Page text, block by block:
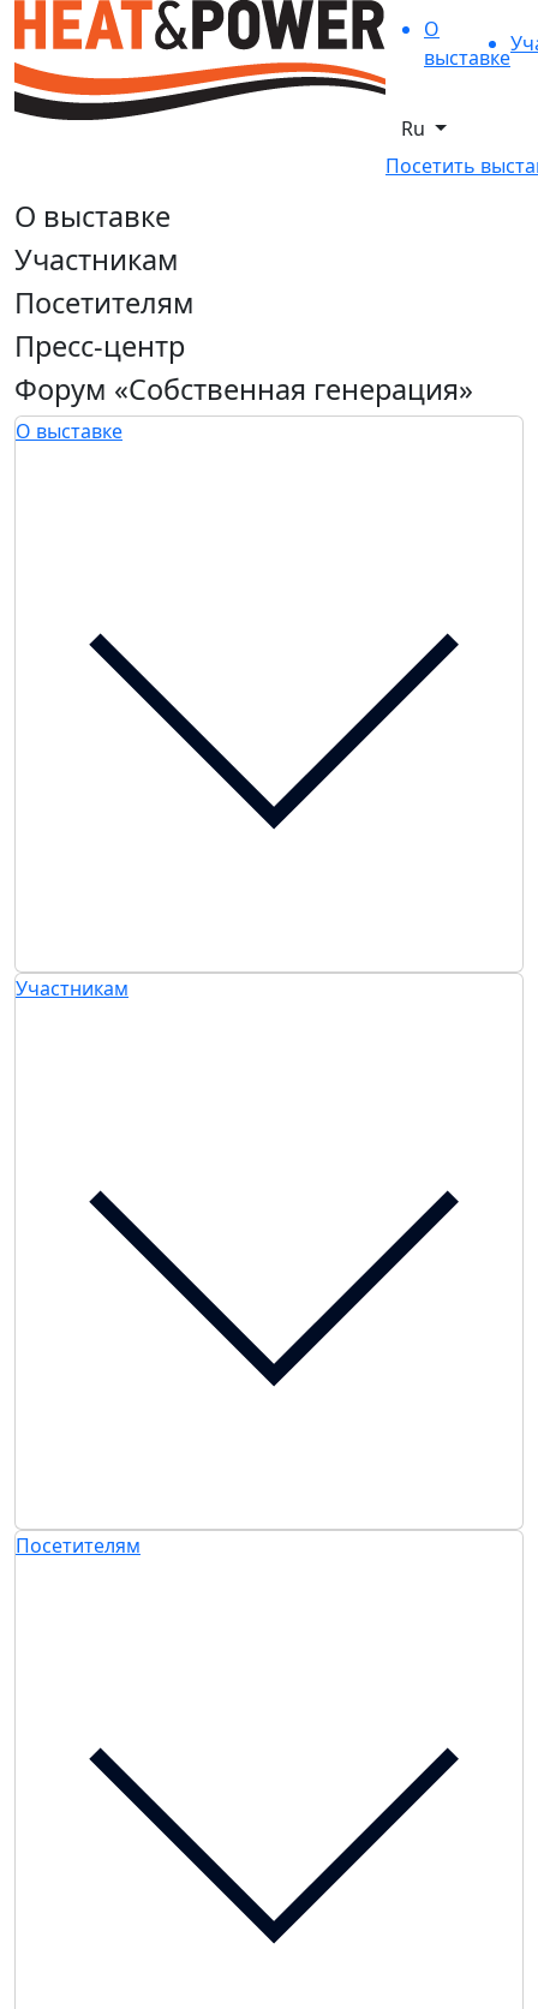
О
выставке
Ru
Посетить
О выставке
Участникам
Посетителям
Пресс-центр
Форум «Собственная генерация»
О выставке
Участникам
Посетителям